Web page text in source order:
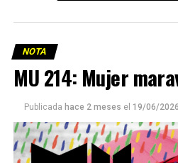
Este número 215 de MU ☝️viene
NOTA
MU 214: Mujer
Publicada hace 2 meses el 19/06/2026